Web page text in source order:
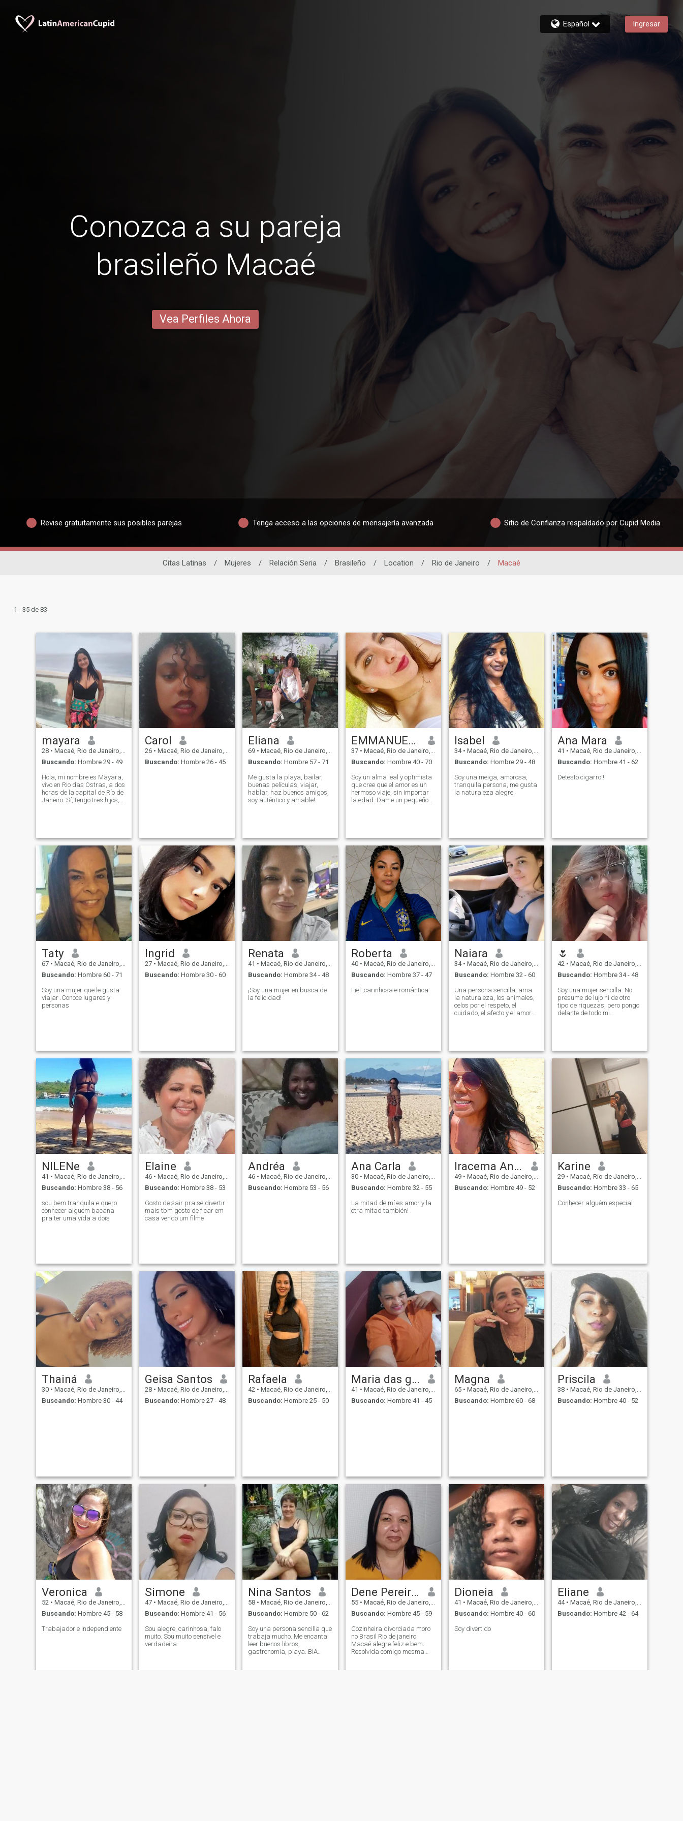
Español Ingresar
Conozca a su pareja
brasileño Macaé
Vea Perfiles Ahora
Revise gratuitamente sus posibles parejas Tenga acceso a las opciones de mensajería avanzada Sitio de Confianza respaldado por Cupid Media
Citas Latinas / Mujeres / Relación Seria / Brasileño / Location / Rio de Janeiro / Macaé
1 - 35 de 83
mayara
28 • Macaé, Rio de Janeiro, Brasil
Buscando: Hombre 29 - 49
Hola, mi nombre es Mayara,
vivo en Rio das Ostras, a dos
horas de la capital de Río de
Janeiro. Sí, tengo tres hijos, E
se que me cree en el amor.
Nporque he suferido mucho
en todas las relaciones con
brasileños. nso Si usted está
después de sexo virtual o
desnudos por favor no hable
conmigo. ima quero love e ser
love, valor e ser valuado!
Carol
26 • Macaé, Rio de Janeiro, Brasil
Buscando: Hombre 26 - 45
Eliana
69 • Macaé, Rio de Janeiro, Brasil
Buscando: Hombre 57 - 71
Me gusta la playa, bailar,
buenas películas, viajar,
hablar, haz buenos amigos,
soy auténtico y amable!
EMMANUELLA
37 • Macaé, Rio de Janeiro, Brasil
Buscando: Hombre 40 - 70
Soy un alma leal y optimista
que cree que el amor es un
hermoso viaje, sin importar
la edad. Dame un pequeño
Música, paseos por la playa,
o tomados de la mano bajo
los árboles... estos son los
momentos que aprecio.
Isabel
34 • Macaé, Rio de Janeiro, Brasil
Buscando: Hombre 29 - 48
Soy una meiga, amorosa,
tranquila persona, me gusta
la naturaleza alegre.
Ana Mara
41 • Macaé, Rio de Janeiro, Brasil
Buscando: Hombre 41 - 62
Detesto cigarro!!!
Taty
67 • Macaé, Rio de Janeiro, Brasil
Buscando: Hombre 60 - 71
Soy una mujer que le gusta
viajar .Conoce lugares y
personas
Ingrid
27 • Macaé, Rio de Janeiro, Brasil
Buscando: Hombre 30 - 60
Renata
41 • Macaé, Rio de Janeiro, Brasil
Buscando: Hombre 34 - 48
¡Soy una mujer en busca de
la felicidad!
Roberta
40 • Macaé, Rio de Janeiro, Brasil
Buscando: Hombre 37 - 47
Fiel ,carinhosa e romântica
Naiara
34 • Macaé, Rio de Janeiro, Brasil
Buscando: Hombre 32 - 60
Una persona sencilla, ama
la naturaleza, los animales,
celos por el respeto, el
cuidado, el afecto y el amor.
hijos porque quiero tener una
familia.
🌷
42 • Macaé, Rio de Janeiro, Brasil
Buscando: Hombre 34 - 48
Soy una mujer sencilla. No
presume de lujo ni de otro
tipo de riquezas, pero pongo
delante de todo mi
NILENe
41 • Macaé, Rio de Janeiro, Brasil
Buscando: Hombre 38 - 56
sou bem tranquila e quero
conhecer alguém bacana
pra ter uma vida a dois
Elaine
46 • Macaé, Rio de Janeiro, Brasil
Buscando: Hombre 38 - 53
Gosto de sair pra se divertir
mais tbm gosto de ficar em
casa vendo um filme
Andréa
46 • Macaé, Rio de Janeiro, Brasil
Buscando: Hombre 53 - 56
Ana Carla
30 • Macaé, Rio de Janeiro, Brasil
Buscando: Hombre 32 - 55
La mitad de mí es amor y la
otra mitad también!
Iracema Andrade
49 • Macaé, Rio de Janeiro, Brasil
Buscando: Hombre 49 - 52
Karine
29 • Macaé, Rio de Janeiro, Brasil
Buscando: Hombre 33 - 65
Conhecer alguém especial
Thainá
30 • Macaé, Rio de Janeiro, Brasil
Buscando: Hombre 30 - 44
Geisa Santos
28 • Macaé, Rio de Janeiro, Brasil
Buscando: Hombre 27 - 48
Rafaela
42 • Macaé, Rio de Janeiro, Brasil
Buscando: Hombre 25 - 50
Maria das graças
41 • Macaé, Rio de Janeiro, Brasil
Buscando: Hombre 41 - 45
Magna
65 • Macaé, Rio de Janeiro, Brasil
Buscando: Hombre 60 - 68
Priscila
38 • Macaé, Rio de Janeiro, Brasil
Buscando: Hombre 40 - 52
Veronica
52 • Macaé, Rio de Janeiro, Brasil
Buscando: Hombre 45 - 58
Trabajador e independiente
Simone
47 • Macaé, Rio de Janeiro, Brasil
Buscando: Hombre 41 - 56
Sou alegre, carinhosa, falo
muito. Sou muito sensível e
verdadeira.
Nina Santos
58 • Macaé, Rio de Janeiro, Brasil
Buscando: Hombre 50 - 62
Soy una persona sencilla que
trabaja mucho. Me encanta
leer buenos libros,
gastronomía, playa. BIA
Dene Pereira santana
55 • Macaé, Rio de Janeiro, Brasil
Buscando: Hombre 45 - 59
Cozinheira divorciada moro
no Brasil Rio de janeiro
Macaé alegre feliz e bem.
Resolvida comigo mesma
Dioneia
41 • Macaé, Rio de Janeiro, Brasil
Buscando: Hombre 40 - 60
Soy divertido
Eliane
44 • Macaé, Rio de Janeiro, Brasil
Buscando: Hombre 42 - 64